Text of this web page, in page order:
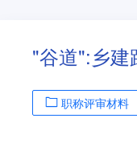
"谷道":乡建
职称评审材料